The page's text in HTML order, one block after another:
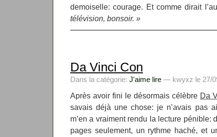
demoiselle: courage. Et comme dirait
télévision, bonsoir. »
Da Vinci Con
Dans la catégorie: J'aime lire — kwyxz le 27/
Après avoir fini le désormais célèbre Da
savais déjà une chose: je n’avais pas
m’en a vraiment rendu la lecture pénible:
pages seulement, un rythme haché, et